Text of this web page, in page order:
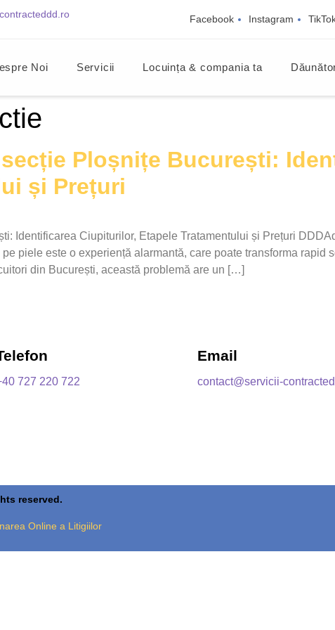
Facebook Instagram
Noi Servicii Locuința & compania ta
Ploșnițe București:
și Prețuri
Identificarea Ciupiturilor, Etapele Tratamentului și Prețuri
piele este o experiență alarmantă, care poate transforma rapid
din București, această problemă are un […]
727 220 722
Email
contact@servicii-
reserved.